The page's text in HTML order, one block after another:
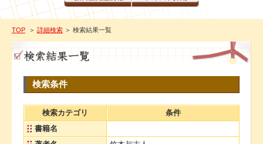
TOP ＞ 詳細検索 ＞ 検索結果一覧
検索条件
検索カテゴリ
条件
書籍名